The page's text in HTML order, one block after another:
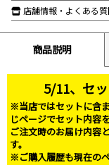
店舗情報・よくある
商品説明
5/11、セ
※当店ではセットに含
じページでセット内容
ご注文時のお届け内容
す。
※ご購入履歴も現在の